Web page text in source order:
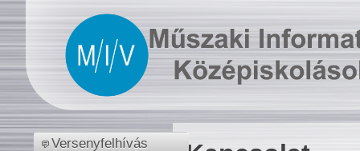
Versenyfelhívás